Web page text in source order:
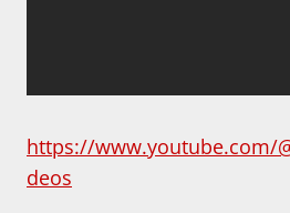
https://www.youtube.com/
deos